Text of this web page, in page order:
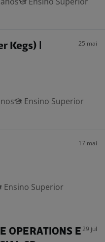
Kegs) |
25 mai
Ensino Superior
17 mai
Ensino Superior
OPERATIONS E29 jul